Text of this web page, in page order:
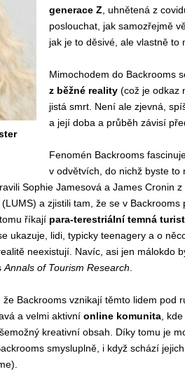
generace Z , uhnětená z
poslouchat, jak samozřejmě
jak je to děsivé, ale vlastně to
Mimochodem do Backrooms
z běžné reality(což je odkaz
jistá smrt. Není ale zjevná,
a její doba a průběh závisí
Fenomén Backrooms
v odvětvích, do nichž byste to
Sophie Jamesová a James Cronin
a zjistili tam, že se v Backrooms
říkajípara-terestriální temná
se ukazuje, lidi, typicky teenagery a o
neexistují. Navíc, asi jen málokdo
Annals of Tourism Research
Backrooms vznikají těmto lidem pod
a velmi aktivníonline komunita, kde
kreativní obsah. Díky tomu je
smysluplně, i když schází